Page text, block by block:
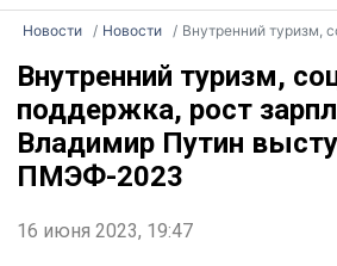
Новости Новости Внутренний туризм, социальная
Внутренний туризм,
поддержка, рост
Владимир Путин
ПМЭФ-2023
16 июня 2023, 19:47